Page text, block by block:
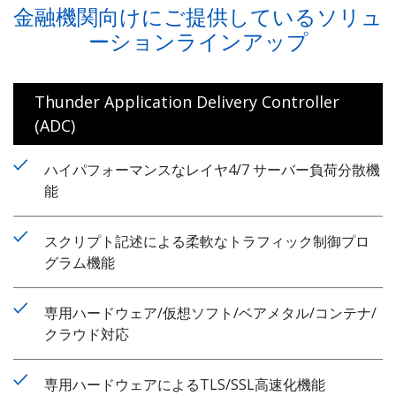
金融機関向けにご提供しているソリュ
ーションラインアップ
Thunder Application Delivery Controller
(ADC)
ハイパフォーマンスなレイヤ4/7 サーバー負荷分散機
能
スクリプト記述による柔軟なトラフィック制御プロ
グラム機能
専用ハードウェア/仮想ソフト/ベアメタル/コンテナ/
クラウド対応
専用ハードウェアによるTLS/SSL高速化機能